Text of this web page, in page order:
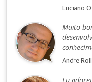
Luciano
Muito
Andre
Eu